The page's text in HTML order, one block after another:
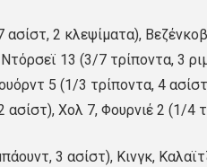
2 κλεψίματα),
13 (3/7 τρίποντα, 3
5 (1/3 τρίποντα, 4
Χολ 7, Φουρνιέ 2 (1/4
3 ασίστ), Κινγκ,